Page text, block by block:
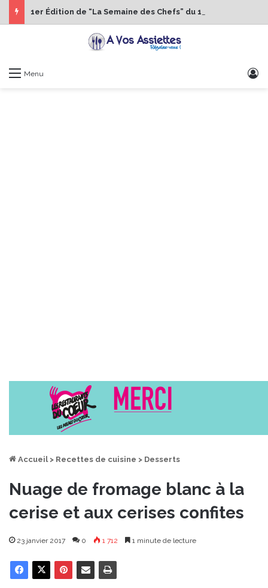
Menu
Accueil > Recettes de cuisine > Desserts
Nuage de fromage blanc à la
cerise et aux cerises confites
23 janvier 2017 0 1 712 1 minute de lecture